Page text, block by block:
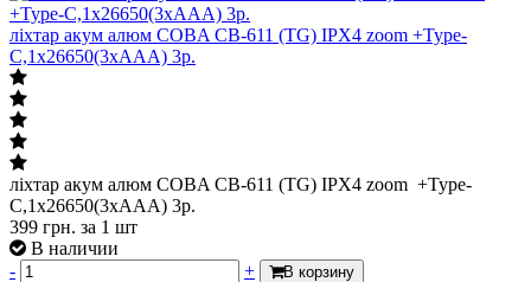
ліхтар акум алюм COBA CB-611 (TG) IPX4 zoom +Type-
C,1х26650(3xAAA) 3р.
ліхтар акум алюм COBA CB-611 (TG) IPX4 zoom +Type-
C,1х26650(3xAAA) 3р.
399 грн. за 1 шт
В наличии
-
+ В корзину